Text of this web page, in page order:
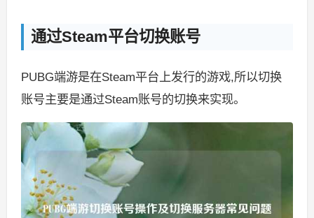
通过Steam平台切换账号
PUBG端游是在Steam平台上发行的游戏,所以切换
账号主要是通过Steam账号的切换来实现。